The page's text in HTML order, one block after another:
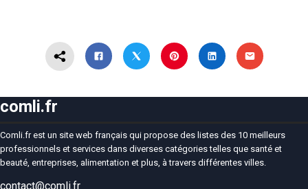
comli.fr
Comli.fr est un site web français qui propose des listes des 10 meilleurs
professionnels et services dans diverses catégories telles que santé et
beauté, entreprises, alimentation et plus, à travers différentes villes.
contact@comli.fr